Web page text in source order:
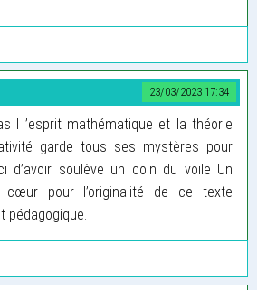
23/03/2023 17:34
l ’esprit mathématique et la théorie
garde tous ses mystères pour
d’avoir soulève un coin du voile Un
cœur pour l’originalité de ce texte
pédagogique.